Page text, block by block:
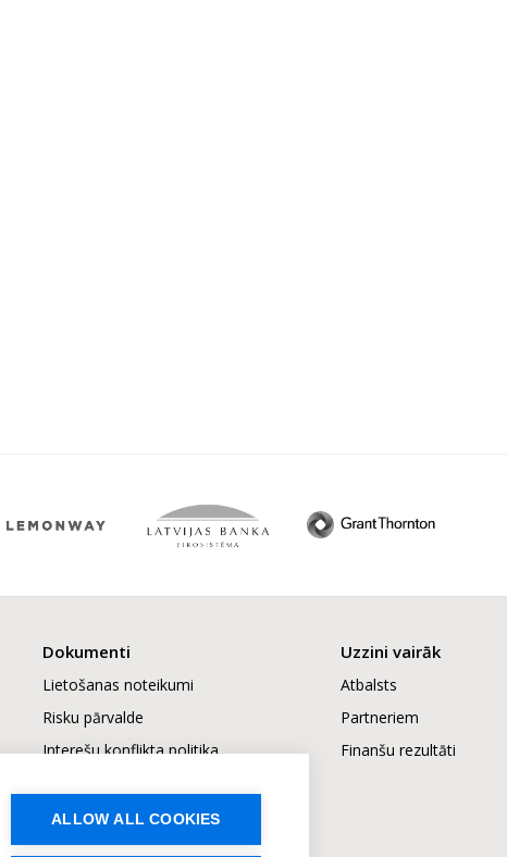
ALLOW ALL COOKIES
Dokumenti
Lietošanas noteikumi
Risku pārvalde
Interešu konflikta politika
Ilgtspēja
Cenrādis
Uzzini vairāk
Atbalsts
Partneriem
Finanšu rezultāti